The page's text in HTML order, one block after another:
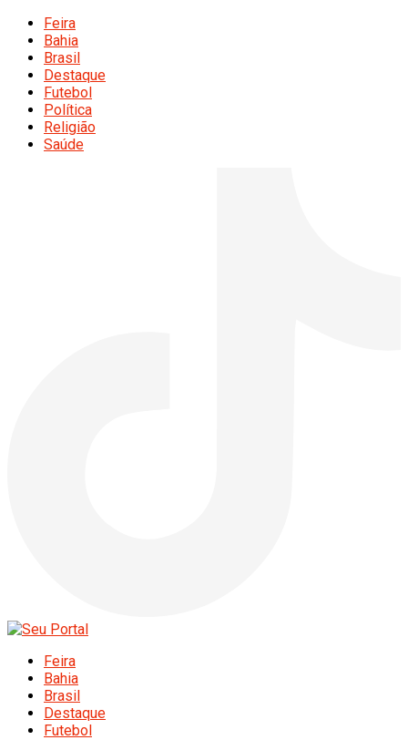
Feira
Bahia
Brasil
Destaque
Futebol
Política
Religião
Saúde
Feira
Bahia
Brasil
Destaque
Futebol